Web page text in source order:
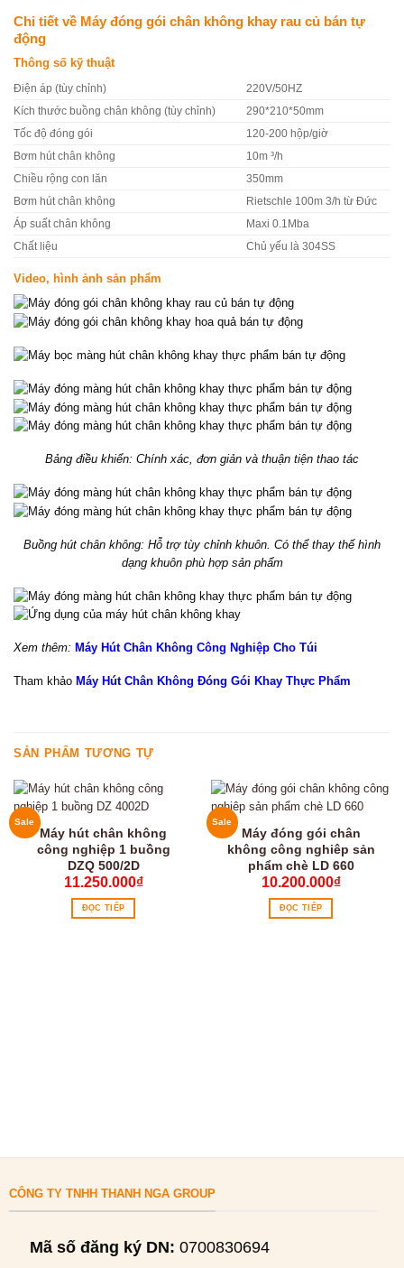
Chi tiết về Máy đóng gói chân không khay rau củ bán tự
động
Thông số kỹ thuật
Điện áp (tùy chỉnh) 220V/50HZ
Kích thước buồng chân không (tùy chỉnh) 290*210*50mm
Tốc độ đóng gói 120-200 hộp/giờ
Bơm hút chân không 10m ³/h
Chiều rộng con lăn 350mm
Bơm hút chân không Rietschle 100m 3/h từ Đức
Áp suất chân không Maxi 0.1Mba
Chất liệu Chủ yếu là 304SS
Video, hình ảnh sản phẩm
Bảng điều khiển: Chính xác, đơn giản và thuận tiện thao tác
Buồng hút chân không: Hỗ trợ tùy chỉnh khuôn. Có thể thay thế hình
dạng khuôn phù hợp sản phẩm
Xem thêm: Máy Hút Chân Không Công Nghiệp Cho Túi
Tham khảo Máy Hút Chân Không Đóng Gói Khay Thực Phẩm
SẢN PHẨM TƯƠNG TỰ
Sale
Máy hút chân không
công nghiệp 1 buồng
DZQ 500/2D
11.250.000₫
ĐỌC TIẾP
Sale
Máy đóng gói chân
không công nghiêp sản
phẩm chè LD 660
10.200.000₫
ĐỌC TIẾP
CÔNG TY TNHH THANH NGA GROUP
Mã số đăng ký DN: 0700830694